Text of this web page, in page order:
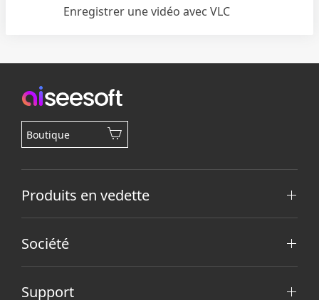
Enregistrer une vidéo avec VLC
Boutique
Produits en vedette
Société
Support